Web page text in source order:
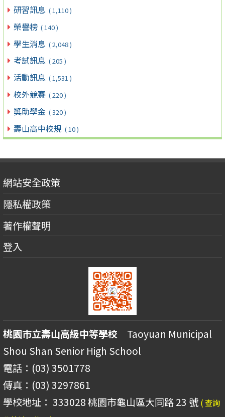
研習訊息 ( 1,110 )
榮譽榜 ( 140 )
學生消息 ( 2,048 )
考試訊息 ( 205 )
活動訊息 ( 1,531 )
校外競賽 ( 220 )
獎助學金 ( 320 )
壽山高中校規 ( 10 )
網站安全政策
隱私權政策
著作權聲明
登入
桃園市立壽山高級中等學校 Taoyuan Municipal
Shou Shan Senior High School
電話：(03) 3501778
傳真：(03) 3297861
學校地址： 333028 桃園市龜山區大同路 23 號 ( 查詢